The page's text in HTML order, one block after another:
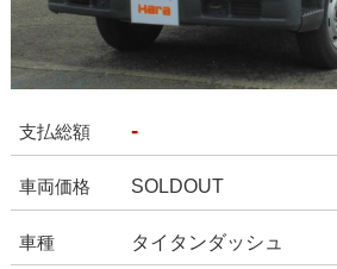
支払総額 -
車両価格 SOLDOUT
車種 タイタンダッシュ